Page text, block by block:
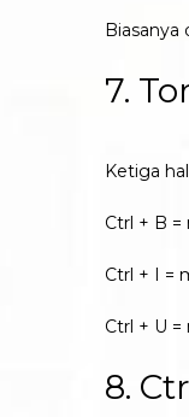
7.
Ketiga
Ctrl + B
Ctrl + I =
Ctrl + U
8.